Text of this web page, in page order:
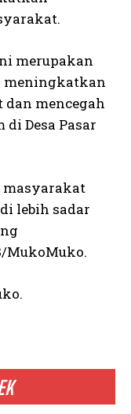
merupakan
meningkatkan
mencegah
Desa Pasar
masyarakat
lebih sadar
MukoMuko.